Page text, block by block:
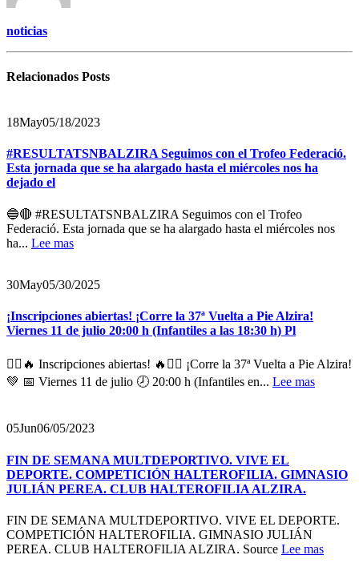
noticias
Relacionados Posts
18May05/18/2023
#RESULTATSNBALZIRA Seguimos con el Trofeo Federació.
Esta jornada que se ha alargado hasta el miércoles nos ha
dejado el
🔵🔴 #RESULTATSNBALZIRA Seguimos con el Trofeo
Federació. Esta jornada que se ha alargado hasta el miércoles nos
ha... Lee mas
30May05/30/2025
¡Inscripciones abiertas! ¡Corre la 37ª Vuelta a Pie Alzira!
Viernes 11 de julio 20:00 h (Infantiles a las 18:30 h) Pl
🏃‍♂️🔥 Inscripciones abiertas! 🔥🏃‍♀️ ¡Corre la 37ª Vuelta a Pie Alzira!
💚 📅 Viernes 11 de julio 🕗 20:00 h (Infantiles en... Lee mas
05Jun06/05/2023
FIN DE SEMANA MULTDEPORTIVO. VIVE EL
DEPORTE. COMPETICIÓN HALTEROFILIA. GIMNASIO
JULIÁN PEREA. CLUB HALTEROFILIA ALZIRA.
FIN DE SEMANA MULTDEPORTIVO. VIVE EL DEPORTE.
COMPETICIÓN HALTEROFILIA. GIMNASIO JULIÁN
PEREA. CLUB HALTEROFILIA ALZIRA. Source Lee mas